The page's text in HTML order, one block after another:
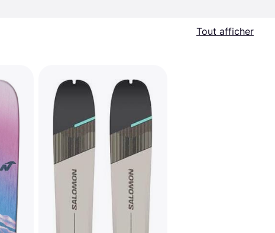
Tout afficher